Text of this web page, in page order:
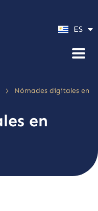
ES
EN
>
Nómades digitales en
en